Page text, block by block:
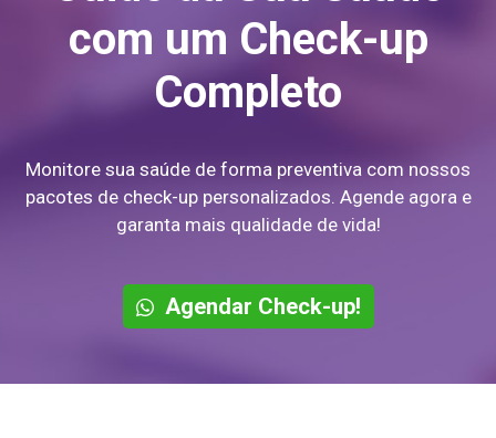
com um Check-up
Completo
Monitore sua saúde de forma preventiva com nossos
pacotes de check-up personalizados. Agende agora e
garanta mais qualidade de vida!
Agendar Check-up!